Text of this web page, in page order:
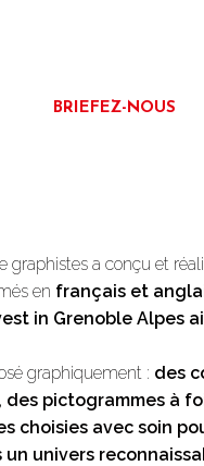
BRIEFEZ-NOUS
graphistes a conçu et
en français et
in Grenoble Alpes
graphiquement : des
pictogrammes à
choisies avec soin
un univers